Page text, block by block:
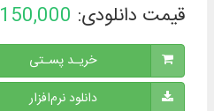
قیمت دانلودی: 150,000
خریـد پسـتی
دانلود نرم‌افزار